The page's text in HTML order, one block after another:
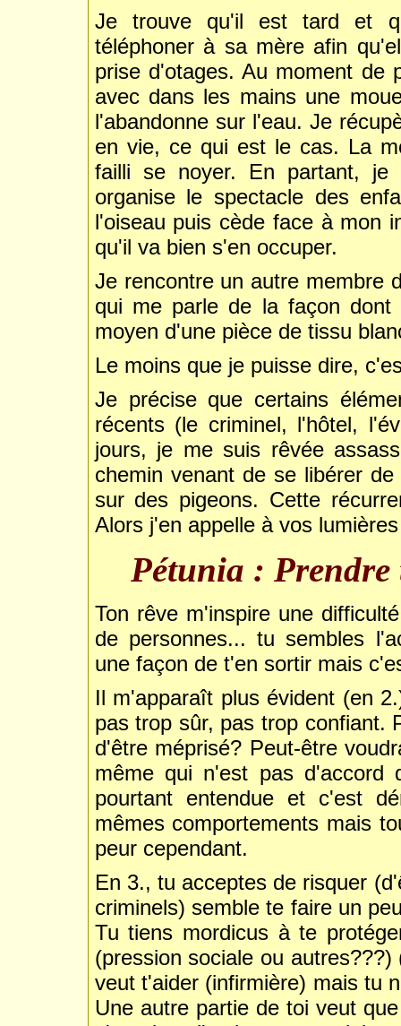
Je trouve qu'il est tard et
téléphoner à sa mère afin
prise d'otages. Au moment de
avec dans les mains une
l'abandonne sur l'eau. Je
en vie, ce qui est le cas. La
failli se noyer. En partant, je
organise le spectacle des
l'oiseau puis cède face à mon
qu'il va bien s'en occuper.
Je rencontre un autre membre
qui me parle de la façon
moyen d'une pièce de tissu
Le moins que je puisse dire,
Je précise que certains
récents (le criminel, l'hôtel,
jours, je me suis rêvée
chemin venant de se libérer
sur des pigeons. Cette
Alors j'en appelle à vos
Pétunia : Prendre
Ton rêve m'inspire une
de personnes... tu sembles
une façon de t'en sortir mais
Il m'apparaît plus évident (en
pas trop sûr, pas trop confiant.
d'être méprisé? Peut-être
même qui n'est pas
pourtant entendue et c'est
mêmes comportements mais
peur cependant.
En 3., tu acceptes de risquer
criminels) semble te faire un
Tu tiens mordicus à te
(pression sociale ou
veut t'aider (infirmière) mais tu
Une autre partie de toi veut